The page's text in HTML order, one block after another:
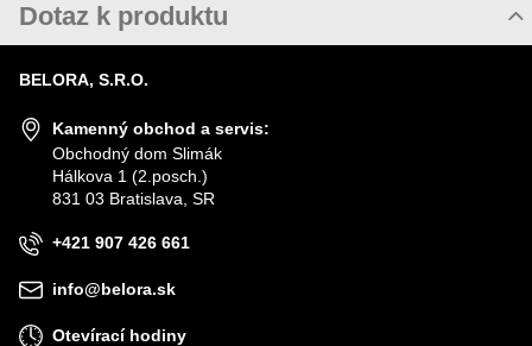
Dotaz k produktu
JMÉNO
VÁŠ E-MAIL
BELORA, S.R.O.
Kamenný obchod a servis:
Obchodný dom Slimák
Hálkova 1 (2.posch.)
831 03 Bratislava, SR
+421 907 426 661
info@belora.sk
Otevírací hodiny